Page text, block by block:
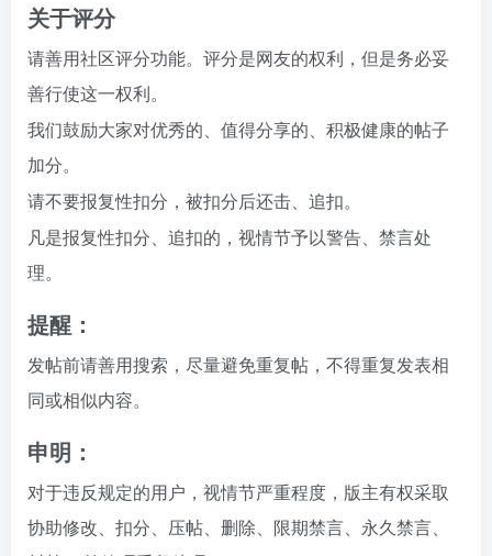
关于评分
请善用社区评分功能。评分是网友的权利，但是务必妥
善行使这一权利。
我们鼓励大家对优秀的、值得分享的、积极健康的帖子
加分。
请不要报复性扣分，被扣分后还击、追扣。
凡是报复性扣分、追扣的，视情节予以警告、禁言处
理。
提醒：
发帖前请善用搜索，尽量避免重复帖，不得重复发表相
同或相似内容。
申明：
对于违反规定的用户，视情节严重程度，版主有权采取
协助修改、扣分、压帖、删除、限期禁言、永久禁言、